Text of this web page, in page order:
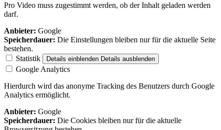
Pro Video muss zugestimmt werden, ob der Inhalt geladen werden
darf.
Anbieter: Google
Speicherdauer: Die Einstellungen bleiben nur für die aktuelle Seite
bestehen.
Statistik
Details einblenden Details ausblenden
Google Analytics
Hierdurch wird das anonyme Tracking des Benutzers durch Google
Analytics ermöglicht.
Anbieter: Google
Speicherdauer: Die Cookies bleiben nur für die aktuelle